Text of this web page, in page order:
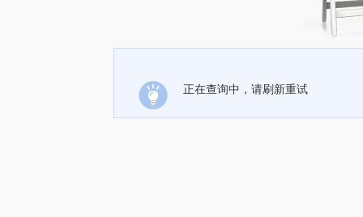
正在查询中，请刷新重试